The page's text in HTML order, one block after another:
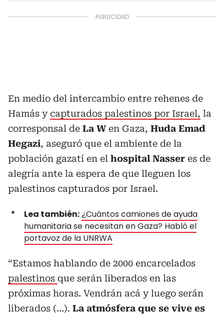
En medio del intercambio entre rehenes de
Hamás y capturados palestinos por Israel, la
corresponsal de La W en Gaza, Huda Emad
Hegazi, aseguró que el ambiente de la
población gazatí en el hospital Nasser es de
alegría ante la espera de que lleguen los
palestinos capturados por Israel.
Lea también:¿Cuántos camiones de ayuda
humanitaria se necesitan en Gaza? Habló el
portavoz de la UNRWA
“Estamos hablando de 2000 encarcelados
palestinos que serán liberados en las
próximas horas. Vendrán acá y luego serán
liberados (…). La atmósfera que se vive es